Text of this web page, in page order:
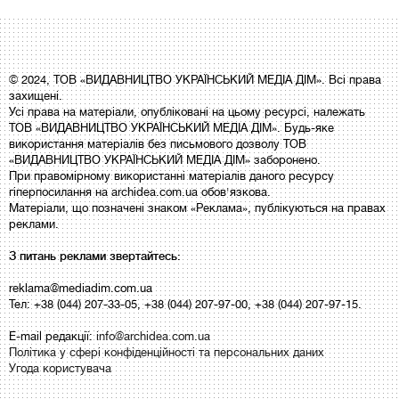
© 2024, ТОВ «ВИДАВНИЦТВО УКРАЇНСЬКИЙ МЕДІА ДІМ». Всі права
захищені.
Усі права на матеріали, опубліковані на цьому ресурсі, належать
ТОВ «ВИДАВНИЦТВО УКРАЇНСЬКИЙ МЕДІА ДІМ». Будь-яке
використання матеріалів без письмового дозволу ТОВ
«ВИДАВНИЦТВО УКРАЇНСЬКИЙ МЕДІА ДІМ» заборонено.
При правомірному використанні матеріалів даного ресурсу
гіперпосилання на archidea.com.ua обов'язкова.
Матеріали, що позначені знаком «Реклама», публікуються на правах
реклами.
З питань реклами звертайтесь:
reklama@mediadim.com.ua
Тел: +38 (044) 207-33-05, +38 (044) 207-97-00, +38 (044) 207-97-15.
E-mail редакції:info@archidea.com.ua
Політика у сфері конфіденційності та персональних даних
Угода користувача